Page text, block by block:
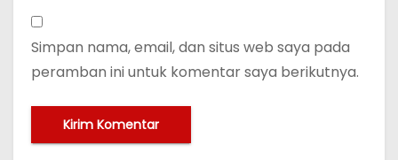
Simpan nama, email, dan situs web saya pada
peramban ini untuk komentar saya berikutnya.